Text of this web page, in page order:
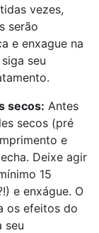
vezes,
serão
e enxague na
seu
secos: Antes
secos (pré
e
Deixe agir
15
e enxágue. O
os efeitos do
seu